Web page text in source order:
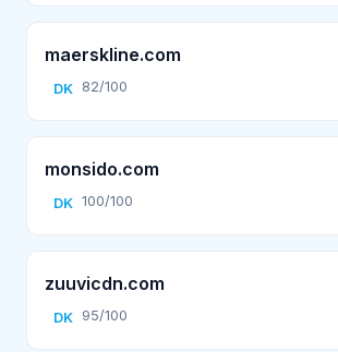
maerskline.com
DK 82/100
monsido.com
DK 100/100
zuuvicdn.com
DK 95/100